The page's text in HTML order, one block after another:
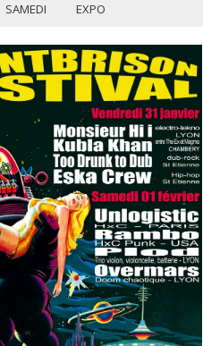
SAMEDI EXPO